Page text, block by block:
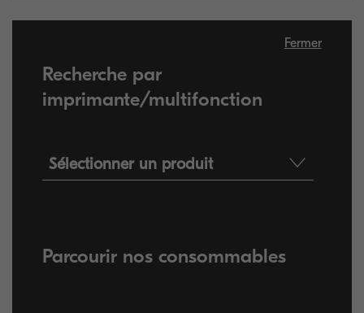
Fermer
Recherche par
imprimante/multifonction
Sélectionner un produit
Parcourir nos consommables